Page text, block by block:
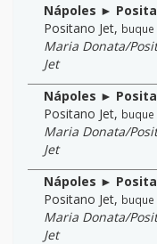
Nápoles ►
Positano Jet, buque
Maria Donata/
Jet
Nápoles ►
Positano Jet, buque
Maria Donata/
Jet
Nápoles ►
Positano Jet, buque
Maria Donata/
Jet